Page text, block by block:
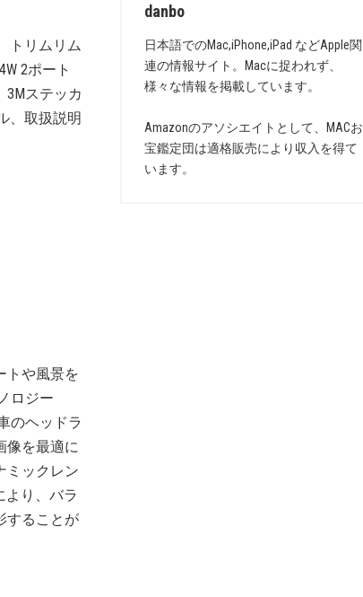
トリムリム
2ポート
3Mステッカ
、取扱説明
トや風景を
ロジー
のヘッドラ
像を最適に
ミックレン
より、バラ
することが
danbo
日本語でのMac,iPhone,iPad などApple関
連の情報サイト。Macに捉われず、
様々な情報を掲載しています。
Amazonのアソシエイトとして、MACお
宝鑑定団は適格販売により収入を得て
います。